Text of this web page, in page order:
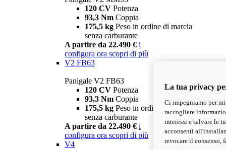
120 CV Potenza
93,3 Nm Coppia
175,5 kg Peso in ordine di marcia
senza carburante
A partire da 22.490 € i
configura ora scopri di più
V2 FB63
Panigale V2 FB63
120 CV Potenza
93,3 Nm Coppia
175,5 kg Peso in ordine di marcia
senza carburante
A partire da 22.490 € i
configura ora scopri di più
V4
La tua privacy
Ci impegniamo per
raccogliere
interessi e salvare le
acconsenti
revocare il consenso,